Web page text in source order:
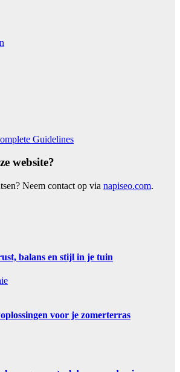
Guidelines
website?
Neem contact op via napiseo.com.
balans en stijl in je tuin
voor je zomerterras